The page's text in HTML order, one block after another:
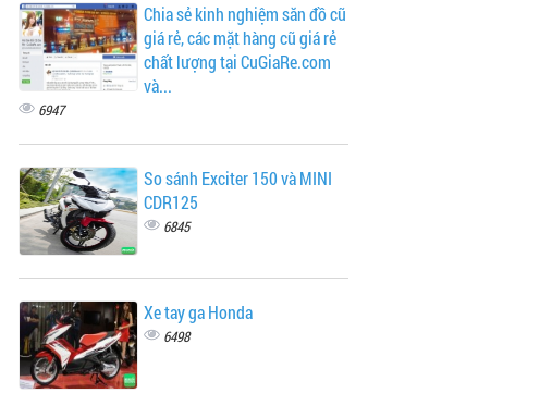
Chia sẻ kinh nghiệm săn đồ cũ
giá rẻ, các mặt hàng cũ giá rẻ
chất lượng tại CuGiaRe.com
và...
6947
So sánh Exciter 150 và MINI
CDR125
6845
Xe tay ga Honda
6498